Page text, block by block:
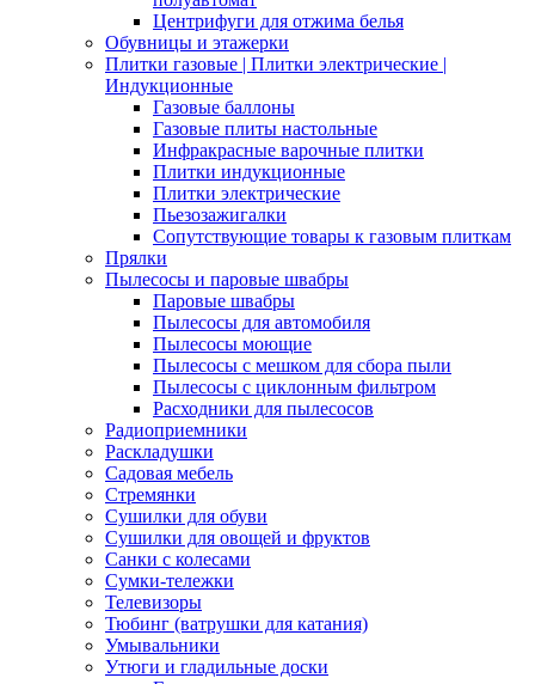
Центрифуги для отжима белья
Обувницы и этажерки
Плитки газовые | Плитки электрические |
Индукционные
Газовые баллоны
Газовые плиты настольные
Инфракрасные варочные плитки
Плитки индукционные
Плитки электрические
Пьезозажигалки
Сопутствующие товары к газовым плиткам
Прялки
Пылесосы и паровые швабры
Паровые швабры
Пылесосы для автомобиля
Пылесосы моющие
Пылесосы с мешком для сбора пыли
Пылесосы с циклонным фильтром
Расходники для пылесосов
Радиоприемники
Раскладушки
Садовая мебель
Стремянки
Сушилки для обуви
Сушилки для овощей и фруктов
Санки с колесами
Сумки-тележки
Телевизоры
Тюбинг (ватрушки для катания)
Умывальники
Утюги и гладильные доски